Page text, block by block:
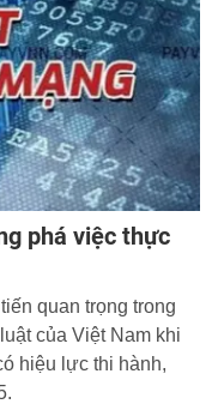
phá việc thực
quan trọng trong
của Việt Nam khi
hiệu lực thi hành,